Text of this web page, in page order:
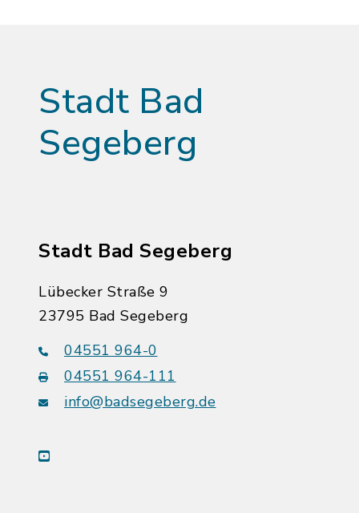
Stadt Bad
Segeberg
Stadt Bad Segeberg
Lübecker Straße 9
23795 Bad Segeberg
04551 964-0
04551 964-111
info@badsegeberg.de
youtube